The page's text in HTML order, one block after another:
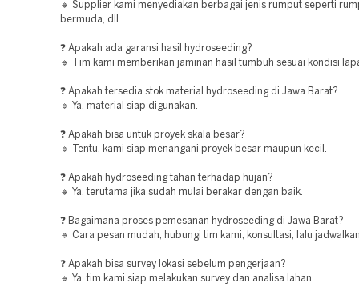
🔹 Supplier kami menyediakan berbagai jenis rumput seperti
bermuda, dll.
❓ Apakah ada garansi hasil hydroseeding?
🔹 Tim kami memberikan jaminan hasil tumbuh sesuai kondisi
❓ Apakah tersedia stok material hydroseeding di Jawa Barat?
🔹 Ya, material siap digunakan.
❓ Apakah bisa untuk proyek skala besar?
🔹 Tentu, kami siap menangani proyek besar maupun kecil.
❓ Apakah hydroseeding tahan terhadap hujan?
🔹 Ya, terutama jika sudah mulai berakar dengan baik.
❓ Bagaimana proses pemesanan hydroseeding di Jawa Barat?
🔹 Cara pesan mudah, hubungi tim kami, konsultasi, lalu
❓ Apakah bisa survey lokasi sebelum pengerjaan?
🔹 Ya, tim kami siap melakukan survey dan analisa lahan.